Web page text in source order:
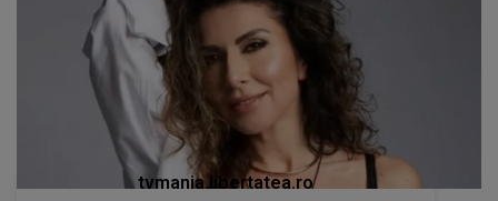
tvmania.libertatea.ro